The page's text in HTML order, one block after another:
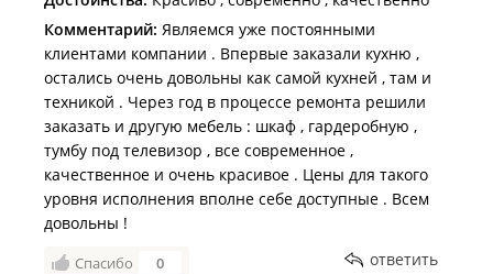
Комментарий: Являемся уже постоянными
клиентами компании . Впервые заказали кухню ,
остались очень довольны как самой кухней , там и
техникой . Через год в процессе ремонта решили
заказать и другую мебель : шкаф , гардеробную ,
тумбу под телевизор , все современное ,
качественное и очень красивое . Цены для такого
уровня исполнения вполне себе доступные . Всем
довольны !
Спасибо 0 ответить